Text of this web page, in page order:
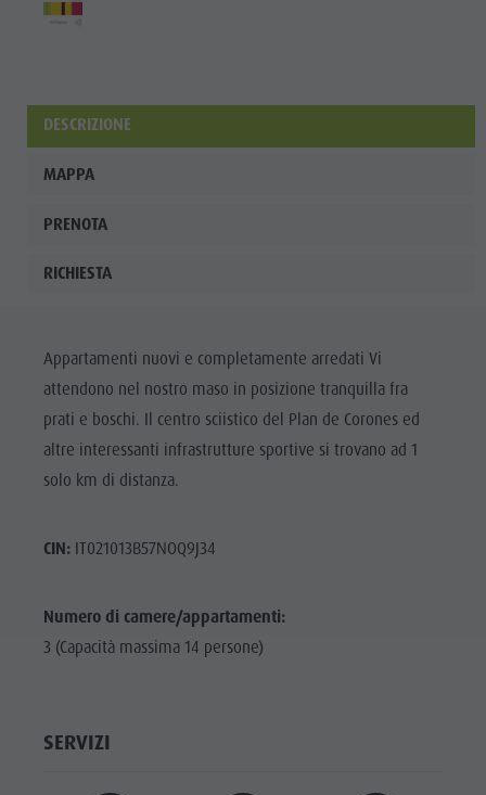
DESCRIZIONE
MAPPA
PRENOTA
RICHIESTA
Appartamenti nuovi e completamente arredati Vi
attendono nel nostro maso in posizione tranquilla fra
prati e boschi. Il centro sciistico del Plan de Corones ed
altre interessanti infrastrutture sportive si trovano ad 1
solo km di distanza.
CIN:IT021013B57NOQ9J34
Numero di camere/appartamenti:
3 (Capacità massima 14 persone)
SERVIZI